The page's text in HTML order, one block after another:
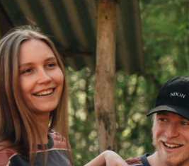
zu verbergen: denn hier halten
Durchreise sind und möglichst
Ein Leben im Wald –
Wie gesund oder hart das Leben
kommen bisweilen ganz ohne
eigene Wind- und
Telefonanschluss. Alles eine